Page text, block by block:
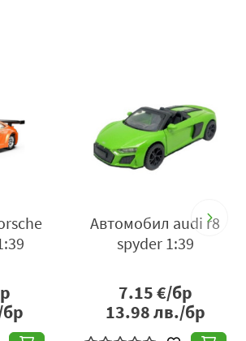
Автомобил audi r8
spyder 1:39
7.15€/бр
13.98лв./бр